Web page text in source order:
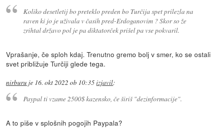
Koliko desetletij bo preteklo preden bo Turčija spet prilezla na
raven ki jo je uživala v časih pred-Erdoganovim ? Skor so že
zrihtal državo pol je pa diktatorček prišel pa vse pokvaril.
Vprašanje, če sploh kdaj. Trenutno gremo bolj v smer, ko se ostali
svet približuje Turčiji glede tega.
nirburu je 16. okt 2022 ob 10:35izjavil:
Paypal ti vzame 2500$ kazensko, če širiš "dezinformacije".
A to piše v splošnih pogojih Paypala?